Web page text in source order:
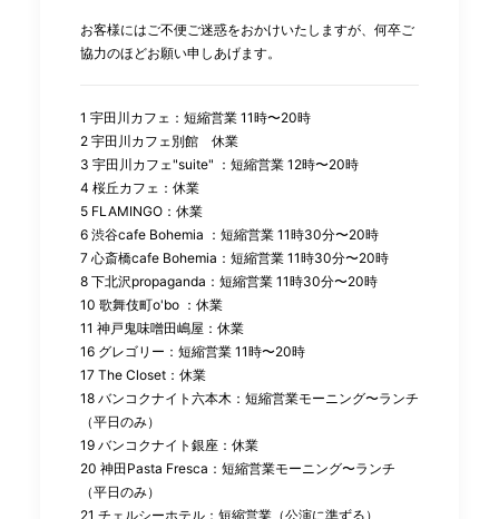
お客様にはご不便ご迷惑をおかけいたしますが、何卒ご
協力のほどお願い申しあげます。
1 宇田川カフェ：短縮営業 11時〜20時
2 宇田川カフェ別館 休業
3 宇田川カフェ"suite" ：短縮営業 12時〜20時
4 桜丘カフェ：休業
5 FLAMINGO：休業
6 渋谷cafe Bohemia ：短縮営業 11時30分〜20時
7 心斎橋cafe Bohemia：短縮営業 11時30分〜20時
8 下北沢propaganda：短縮営業 11時30分〜20時
10 歌舞伎町o'bo ：休業
11 神戸鬼味噌田嶋屋：休業
16 グレゴリー：短縮営業 11時〜20時
17 The Closet：休業
18 バンコクナイト六本木：短縮営業モーニング〜ランチ
（平日のみ）
19 バンコクナイト銀座：休業
20 神田Pasta Fresca：短縮営業モーニング〜ランチ
（平日のみ）
21 チェルシーホテル：短縮営業（公演に準ずる）